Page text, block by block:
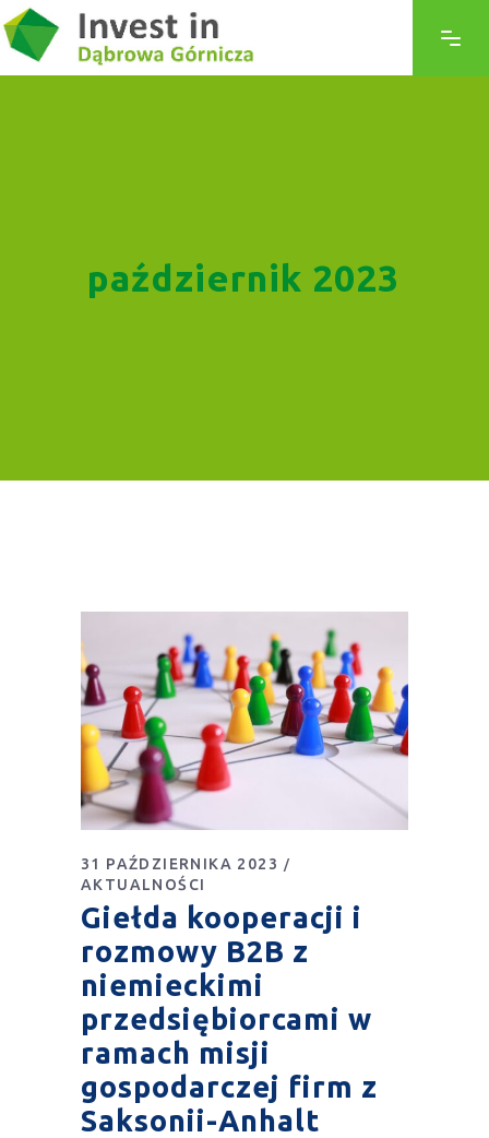
październik 2023
31 PAŹDZIERNIKA 2023
AKTUALNOŚCI
Giełda kooperacji i
rozmowy B2B z
niemieckimi
przedsiębiorcami w
ramach misji
gospodarczej firm z
Saksonii-Anhalt